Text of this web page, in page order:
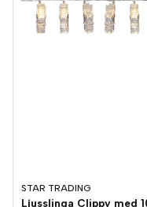
STAR TRADING